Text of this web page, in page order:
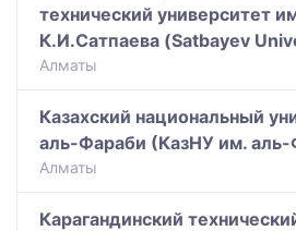
технический университет
К.И.Сатпаева (Satbayev
Алматы
Казахский национальный
аль-Фараби (КазНУ им. аль-
Алматы
Карагандинский